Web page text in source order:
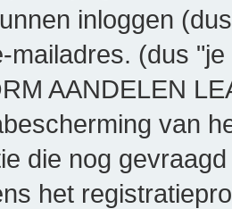
inloggen
mailadres. (dus
AANDELEN
van
die nog
het